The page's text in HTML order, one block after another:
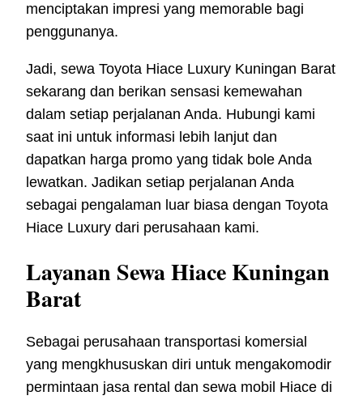
menciptakan impresi yang memorable bagi
penggunanya.
Jadi, sewa Toyota Hiace Luxury Kuningan Barat
sekarang dan berikan sensasi kemewahan
dalam setiap perjalanan Anda. Hubungi kami
saat ini untuk informasi lebih lanjut dan
dapatkan harga promo yang tidak bole Anda
lewatkan. Jadikan setiap perjalanan Anda
sebagai pengalaman luar biasa dengan Toyota
Hiace Luxury dari perusahaan kami.
Layanan Sewa Hiace Kuningan
Barat
Sebagai perusahaan transportasi komersial
yang mengkhususkan diri untuk mengakomodir
permintaan jasa rental dan sewa mobil Hiace di